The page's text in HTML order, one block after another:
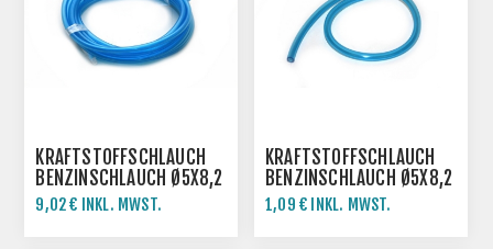
KRAFTSTOFFSCHLAUCH
BENZINSCHLAUCH Ø5X8,2
MM
9,02 € INKL. MWST.
KRAFTSTOFFSCHLAUCH
BENZINSCHLAUCH Ø5X8,2
MM
1,09 € INKL. MWST.